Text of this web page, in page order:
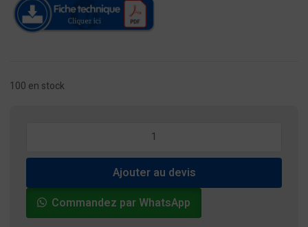
100 en stock
Onduleur
APC
Easy
UPS
Ajouter au devis
Commandez par WhatsApp